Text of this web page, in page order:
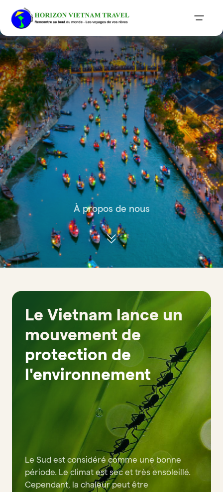
À propos de nous
Le Vietnam lance un
mouvement de
protection de
l'environnement
Le Sud est considéré comme une bonne
période. Le climat est sec et très ensoleillé.
Cependant, la chaleur peut être